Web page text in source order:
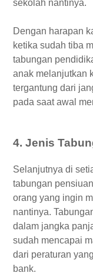
sekolah nantinya.
Dengan harapan
ketika sudah tiba
tabungan
anak melanjutkan
tergantung dari
pada saat awal
4. Jenis
Selanjutnya di
tabungan
orang yang ingin
nantinya.
dalam jangka
sudah mencapai
dari peraturan
bank.